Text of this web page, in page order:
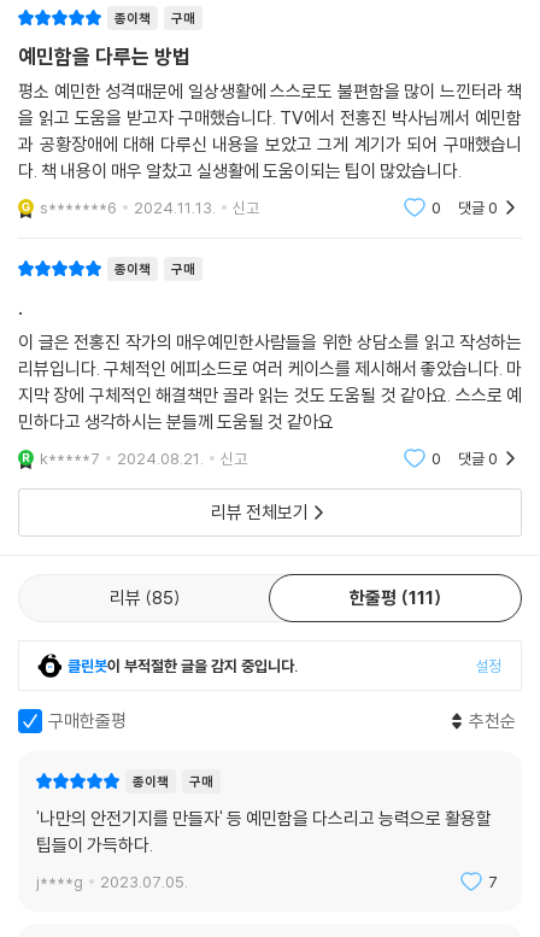
노년기에 생기는 치매와 우울증은 기억력이 떨어진다는 공통점이 있습니
다. 하지만 자세히 보면 치매는 ‘해마’의 위축 때문에 생기는 것으로 대뇌에
서 저장하는 장기 기억은 초반에는 떨어지지 않고 잘 유지됩니다. 해마는
뇌의 양쪽에 하나씩 있으며 컴퓨터로 비유하자면 단기 기억 저장을 담당하
는 반도체인 램(RAM)과 방향감각을 인지하는 GPS의 두 가지 역할을 합
니다. 진성씨는 병원에서 MRI 촬영을 했고 해마뿐 아니라 전두엽의 위축도
발견되었습니다. 기억력 검사상 초기 ‘알츠하이머 치매’에 해당하는 기능
수준을 가지고 있었습니다.
데 중요한 역할을 하는 뇌 영역입니다. 매우 예민한 사람의 경우에는 일상
적인 대인관계에서도 공포를 인식하는 편도체가 자극되어 두려움을 느낄
수 있습니다. 편도체가 활성화되면 긴급 상황으로 인식해 교감신경계를 활
성화시키고 트라우마의 원인으로부터 도망가 다시 경험하지 않도록 대비
하게 됩니다. 전두엽에 의해 뇌가 이성적으로 판단하기 전에 편도체에 의
해서 몸이 먼저 반응하게 됩니다.
일으킵니다. 반복된 폭력을 경험하면 분노가 쌓이게 되고 결국 자신에 대
한 공격성을 유발해서 죽고 싶은 생각을 만들 수 있습니다. 가정폭력의 가
스라이팅에서 벗어나기 위해서는 폭력의 문제에 대해서 초기부터 단호하
게 대처하고 가족들에게 알려서 도움을 받아야 합니다. 그리고 자신이 그
러한 트라우마를 가지고 있다면 지금도 자신에게 영향을 주고 있지 않은지
잘 살펴보아야 합니다.
자동적 사고는 내가 의도하지도 않았는데 자신만의 생각의 흐름에 따라 결
론으로 도달하는 것을 의미합니다. 자동적 사고에 대한 이론은 펜실베니아
주립대학교 정신과의 아론 벡 교수에 의해 처음 정의되었습니다. 나만의
만두곤 했는데, 지속적으로 이유 없는 무기력감, 우울감, 분노감을 느껴 정
신의학과 진료를 받게 됐다. 그는 어린 시절 학교 선생님과 부모님에게 들
었던 폭언으로 인해, 성인이 된 지금도 사람들과 함께 일을 하게 되면 무의
식에 있던 분노가 수면 위로 떠올라 윗사람과 동료에게 과거의 분노를 재
경험하게 되는 것이다. 동주씨는 전문의와의 상담을 통해 자신의 어린시절
에 대한 분노에서 자유로워지려고 노력했고, 담당의사가 ‘안전기지’ 역할
을 해주면서 조금씩 마음이 편안해지게 되었다.
“예민함을 나만의 능력으로 만들어보자”
예민해서 방전되는 사람 vs 예민함을 잘 활용하는 사람
저자에 따르면 매우 예민한 사람들이 보는 세상은 “고성능 카메라와 마이
크를 장착하고 매우 복잡한 프로그램이 많이 설치된 컴퓨터”와 같다. 예민
한 사람들은 남들이 보지 못하는 것을 보고, 듣지 못하는 것을 듣기 때문에
‘아이디어 뱅크’인 경우가 많다. 이러한 특성은 패션이나 디자인, 광고 등
섬세한 능력이 필요한 분야에 탁월한 역량을 보이기도 한다. 또한 타인의
감정을 잘 캐치하고 꼼꼼하고 세심하며, 다른 사람에게 폐를 끼치는 것을
무척 싫어하기 때문에 회사 생할에서도 장점이 될 수 있다. 스스로 자신의
예민성을 잘 다루고 조절한다면 살아가는 데 도움이 될 수 있다는 얘기다.
5부 ‘예민함을 나만의 장점으로 만들어보자’에는 예민성을 섬세함으로 바
을 만드는 법, 나쁜 기억을 끊어내는 법 등 일상생활에서 혼자 간단히 해볼
적 사고를 만들어보자’ ‘좋은 생활습관을 만드는 방법’ ‘체계적 탈감작법 훈
다. 하지만 저자는 이러한 아이디어도 에너지가 남아 있어야 실천할 수 있
는데 모든 것에 지나치게 예민하게 반응하면 뇌가 과부하에 걸려 우울증 ·
공황장애 · 광장공포증 등의 증상이 나타나게 된다고 설명한다. ‘예민해서
할 대목이다.
종이책 구매
예민함을 다루는 방법
평소 예민한 성격때문에 일상생활에 스스로도 불편함을 많이 느낀터라 책
을 읽고 도움을 받고자 구매했습니다. TV에서 전홍진 박사님께서 예민함
과 공황장애에 대해 다루신 내용을 보았고 그게 계기가 되어 구매했습니
다. 책 내용이 매우 알찼고 실생활에 도움이되는 팁이 많았습니다.
s*******6 2024.11.13. 신고 0 댓글0
종이책 구매
.
이 글은 전홍진 작가의 매우예민한사람들을 위한 상담소를 읽고 작성하는
리뷰입니다. 구체적인 에피소드로 여러 케이스를 제시해서 좋았습니다. 마
지막 장에 구체적인 해결책만 골라 읽는 것도 도움될 것 같아요. 스스로 예
민하다고 생각하시는 분들께 도움될 것 같아요
k*****7 2024.08.21. 신고 0 댓글0
리뷰 전체보기
리뷰 85 한줄평 111
클린봇이 부적절한 글을 감지 중입니다. 설정
구매한줄평 추천순
종이책 구매
'나만의 안전기지를 만들자' 등 예민함을 다스리고 능력으로 활용할
팁들이 가득하다.
j****g 2023.07.05. 7